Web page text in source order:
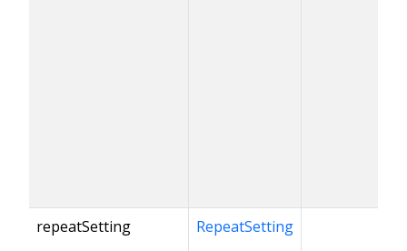
repeatSetting RepeatSetting